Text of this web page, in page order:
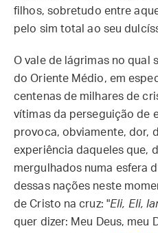
filhos, sobretudo entre
pelo sim total ao seu
O vale de lágrimas no qual
do Oriente Médio, em
centenas de milhares de
vítimas da perseguição de
provoca, obviamente, dor,
experiência daqueles que,
mergulhados numa esfera
dessas nações neste
de Cristo na cruz: "Eli, Eli,
quer dizer: Meu Deus, meu